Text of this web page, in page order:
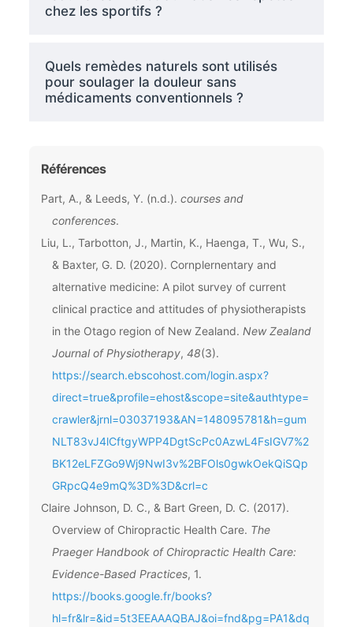
chez les sportifs ?
Quels remèdes naturels sont utilisés
pour soulager la douleur sans
médicaments conventionnels ?
Références
Part, A., & Leeds, Y. (n.d.). courses and
conferences.
Liu, L., Tarbotton, J., Martin, K., Haenga, T., Wu, S.,
& Baxter, G. D. (2020). Cornplernentary and
alternative medicine: A pilot survey of current
clinical practice and attitudes of physiotherapists
in the Otago region of New Zealand. New Zealand
Journal of Physiotherapy, 48(3).
https://search.ebscohost.com/login.aspx?
direct=true&profile=ehost&scope=site&authtype=
crawler&jrnl=03037193&AN=148095781&h=gum
NLT83vJ4lCftgyWPP4DgtScPc0AzwL4FsIGV7%2
BK12eLFZGo9Wj9NwI3v%2BFOls0gwkOekQiSQp
GRpcQ4e9mQ%3D%3D&crl=c
Claire Johnson, D. C., & Bart Green, D. C. (2017).
Overview of Chiropractic Health Care. The
Praeger Handbook of Chiropractic Health Care:
Evidence-Based Practices, 1.
https://books.google.fr/books?
hl=fr&lr=&id=5t3EEAAAQBAJ&oi=fnd&pg=PA1&dq